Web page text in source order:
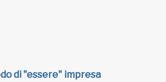
di "essere" impresa